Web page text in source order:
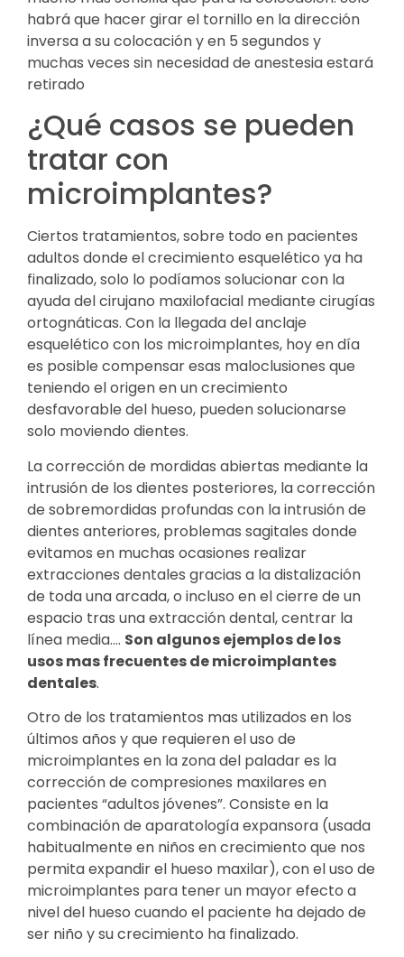
habrá que hacer girar el tornillo en la dirección
inversa a su colocación y en 5 segundos y
muchas veces sin necesidad de anestesia estará
retirado
¿Qué casos se pueden
tratar con
microimplantes?
Ciertos tratamientos, sobre todo en pacientes
adultos donde el crecimiento esquelético ya ha
finalizado, solo lo podíamos solucionar con la
ayuda del cirujano maxilofacial mediante cirugías
ortognáticas. Con la llegada del anclaje
esquelético con los microimplantes, hoy en día
es posible compensar esas maloclusiones que
teniendo el origen en un crecimiento
desfavorable del hueso, pueden solucionarse
solo moviendo dientes.
La corrección de mordidas abiertas mediante la
intrusión de los dientes posteriores, la corrección
de sobremordidas profundas con la intrusión de
dientes anteriores, problemas sagitales donde
evitamos en muchas ocasiones realizar
extracciones dentales gracias a la distalización
de toda una arcada, o incluso en el cierre de un
espacio tras una extracción dental, centrar la
línea media…. Son algunos ejemplos de los
usos mas frecuentes de microimplantes
dentales.
Otro de los tratamientos mas utilizados en los
últimos años y que requieren el uso de
microimplantes en la zona del paladar es la
corrección de compresiones maxilares en
pacientes “adultos jóvenes”. Consiste en la
combinación de aparatología expansora (usada
habitualmente en niños en crecimiento que nos
permita expandir el hueso maxilar), con el uso de
microimplantes para tener un mayor efecto a
nivel del hueso cuando el paciente ha dejado de
ser niño y su crecimiento ha finalizado.